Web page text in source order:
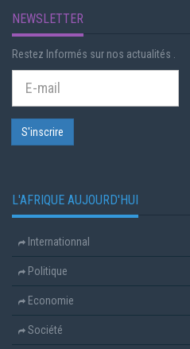
NEWSLETTER
Restez Informés sur nos actualités .
L'AFRIQUE AUJOURD'HUI
Internationnal
Politique
Economie
Société